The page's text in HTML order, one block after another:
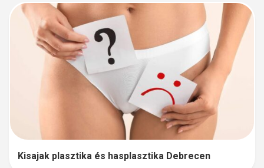
Kisajak plasztika és hasplasztika Debrecen